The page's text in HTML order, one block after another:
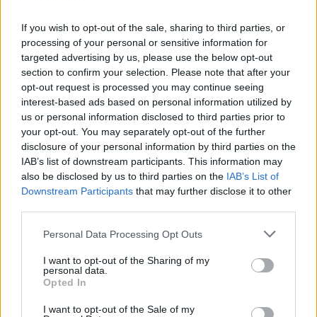
If you wish to opt-out of the sale, sharing to third parties, or
processing of your personal or sensitive information for
targeted advertising by us, please use the below opt-out
section to confirm your selection. Please note that after your
opt-out request is processed you may continue seeing
interest-based ads based on personal information utilized by
us or personal information disclosed to third parties prior to
your opt-out. You may separately opt-out of the further
disclosure of your personal information by third parties on the
IAB’s list of downstream participants. This information may
also be disclosed by us to third parties on the IAB’s List of
Downstream Participants that may further disclose it to other
Personal Data Processing Opt Outs
I want to opt-out of the Sharing of my
personal data.
Opted In
I want to opt-out of the Sale of my
προκαλέσουν γέλιο. Αυτό το challenge είναι
αναμενόμενο ότι θα προκαλέσει δυσαρέσκεια και
κλάμα σε κάποιον που βρίσκεται σε τόσο μικρή
ηλικία και δεν μπορεί να οριοθετήσει στο μυαλό την
πλάκα ως έννοια. Οι γονείς παρόλο που
αντιλαμβάνονται αυτή τη συνθήκη, συνεχίζουν να
δημιουργούν βίντεο στα οποία το παιδί τους
εκτίθεται μπροστά σε εκατομμύρια αγνώστους, με
στόχο την διασκέδασή τους.
Ναι, προκαλεί θλίψη η έκθεση κάποιου που είναι